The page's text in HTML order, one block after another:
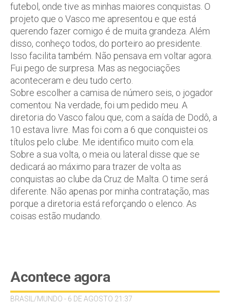
futebol, onde tive as minhas maiores conquistas. O
projeto que o Vasco me apresentou e que está
querendo fazer comigo é de muita grandeza. Além
disso, conheço todos, do porteiro ao presidente.
Isso facilita também. Não pensava em voltar agora.
Fui pego de surpresa. Mas as negociações
aconteceram e deu tudo certo.
Sobre escolher a camisa de número seis, o jogador
comentou: Na verdade, foi um pedido meu. A
diretoria do Vasco falou que, com a saída de Dodô, a
10 estava livre. Mas foi com a 6 que conquistei os
títulos pelo clube. Me identifico muito com ela.
Sobre a sua volta, o meia ou lateral disse que se
dedicará ao máximo para trazer de volta as
conquistas ao clube da Cruz de Malta. O time será
diferente. Não apenas por minha contratação, mas
porque a diretoria está reforçando o elenco. As
coisas estão mudando.
Acontece agora
BRASIL/MUNDO - 6 DE AGOSTO 21:37